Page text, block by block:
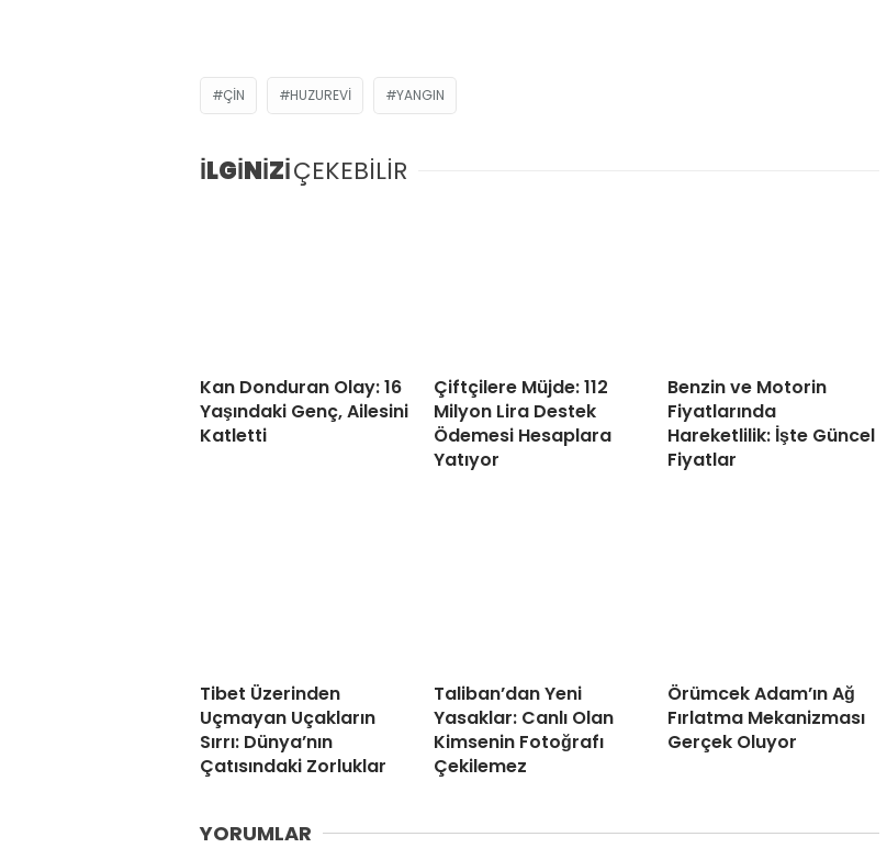
ÇIN HUZUREVI YANGIN
İLGİNİZİÇEKEBİLİR
Kan Donduran Olay: 16
Yaşındaki Genç, Ailesini
Katletti
Çiftçilere Müjde: 112
Milyon Lira Destek
Ödemesi Hesaplara
Yatıyor
Benzin ve Motorin
Fiyatlarında
Hareketlilik: İşte Güncel
Fiyatlar
Tibet Üzerinden
Uçmayan Uçakların
Sırrı: Dünya’nın
Çatısındaki Zorluklar
Taliban’dan Yeni
Yasaklar: Canlı Olan
Kimsenin Fotoğrafı
Çekilemez
Örümcek Adam’ın Ağ
Fırlatma Mekanizması
Gerçek Oluyor
YORUMLAR